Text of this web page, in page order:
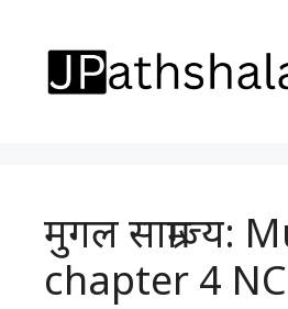
content
मुगल
chapter 4